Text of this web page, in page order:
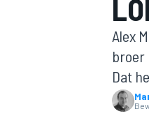
Alex
broer
Dat